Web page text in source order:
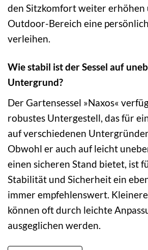
den Sitzkomfort weiter erhöhen
Outdoor-Bereich eine
verleihen.
Wie stabil ist der Sessel auf
Untergrund?
Der Gartensessel »Naxos«
robustes Untergestell, das für
auf verschiedenen
Obwohl er auch auf leicht
einen sicheren Stand bietet, ist
Stabilität und Sicherheit ein
immer empfehlenswert.
können oft durch leichte
ausgeglichen werden.